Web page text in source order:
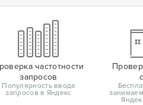
частотности
запросов
Популярность ввода
запросов в Яндекс